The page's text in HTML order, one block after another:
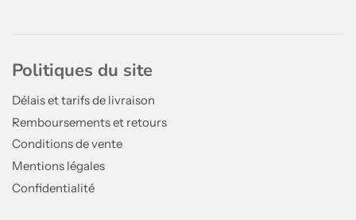
Politiques du site
Délais et tarifs de livraison
Remboursements et retours
Conditions de vente
Mentions légales
Confidentialité